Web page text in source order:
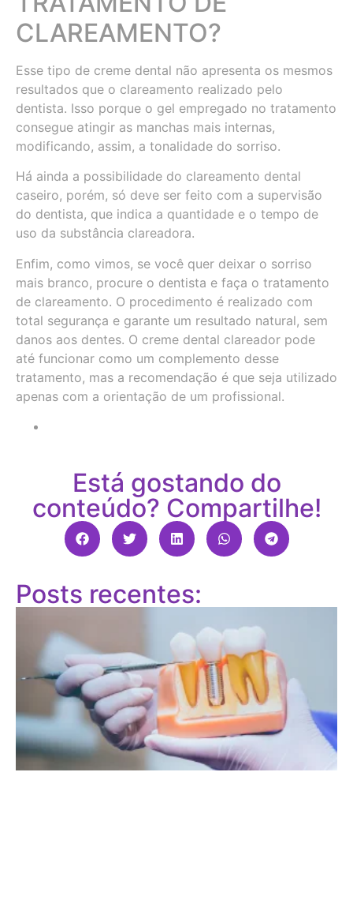
CLAREAMENTO?
Esse tipo de creme dental não apresenta os mesmos
resultados que o clareamento realizado pelo
dentista. Isso porque o gel empregado no tratamento
consegue atingir as manchas mais internas,
modificando, assim, a tonalidade do sorriso.
Há ainda a possibilidade do clareamento dental
caseiro, porém, só deve ser feito com a supervisão
do dentista, que indica a quantidade e o tempo de
uso da substância clareadora.
Enfim, como vimos, se você quer deixar o sorriso
mais branco, procure o dentista e faça o tratamento
de clareamento. O procedimento é realizado com
total segurança e garante um resultado natural, sem
danos aos dentes. O creme dental clareador pode
até funcionar como um complemento desse
tratamento, mas a recomendação é que seja utilizado
apenas com a orientação de um profissional.
Está gostando do
conteúdo? Compartilhe!
Posts recentes: